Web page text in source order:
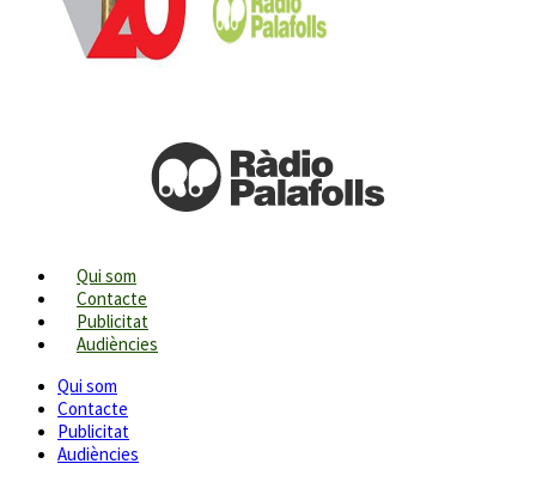
Qui som
Contacte
Publicitat
Audiències
Qui som
Contacte
Publicitat
Audiències